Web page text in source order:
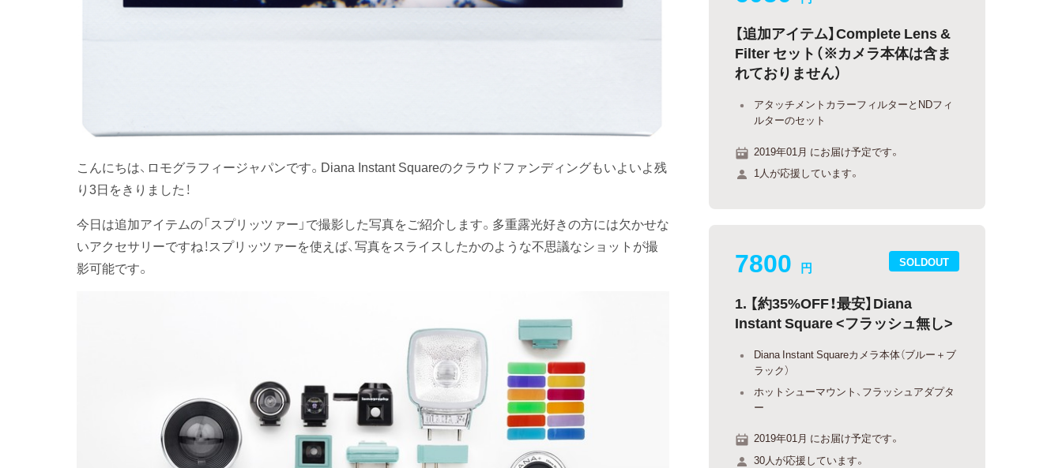
こんにちは、ロモグラフィージャパンです。Diana Instant Squareのクラウドファンディングもいよいよ残
り3日をきりました！
今日は追加アイテムの「スプリッツァー」で撮影した写真をご紹介します。多重露光好きの方には欠かせな
いアクセサリーですね！スプリッツァーを使えば、写真をスライスしたかのような不思議なショットが撮
影可能です。
【追加アイテム】Complete Lens &
Filter セット（※カメラ本体は含ま
れておりません）
アタッチメントカラーフィルターとNDフィ
ルターのセット
2019年01月 にお届け予定です。
1人が応援しています。
SOLDOUT
7800 円
1. 【約35%OFF！最安】Diana
Instant Square <フラッシュ無し>
Diana Instant Squareカメラ本体（ブルー＋ブ
ラック）
ホットシューマウント、フラッシュアダプタ
ー
2019年01月 にお届け予定です。
30人が応援しています。